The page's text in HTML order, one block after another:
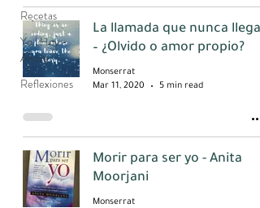
Recetas
Yo | Hoy -
Ahora
Reflexiones
La llamada que nunca llega
– ¿Olvido o amor propio?
Monserrat
Mar 11, 2020
5 min read
Morir para ser yo - Anita
Moorjani
Monserrat